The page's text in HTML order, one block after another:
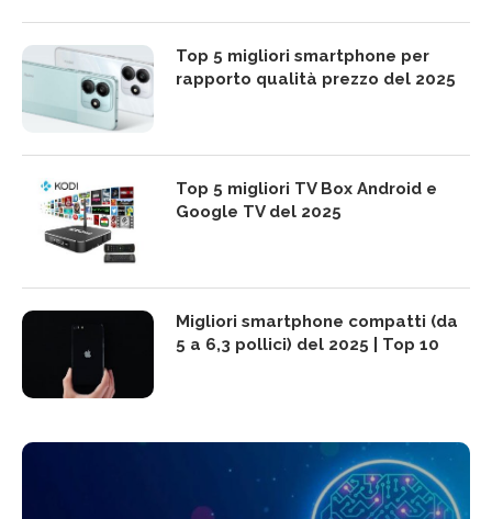
Top 5 migliori smartphone per
rapporto qualità prezzo del 2025
Top 5 migliori TV Box Android e
Google TV del 2025
Migliori smartphone compatti (da
5 a 6,3 pollici) del 2025 | Top 10